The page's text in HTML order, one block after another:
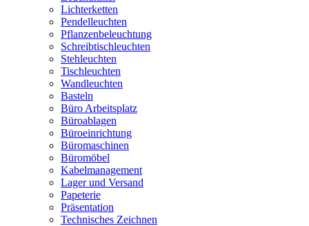
Lichterketten
Pendelleuchten
Pflanzenbeleuchtung
Schreibtischleuchten
Stehleuchten
Tischleuchten
Wandleuchten
Basteln
Büro Arbeitsplatz
Büroablagen
Büroeinrichtung
Büromaschinen
Büromöbel
Kabelmanagement
Lager und Versand
Papeterie
Präsentation
Technisches Zeichnen